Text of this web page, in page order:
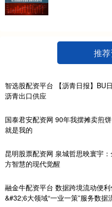
推
智选股配资平台 【沥青日报】BU
沥青出口供应
国泰君安配资网 90年我摆摊卖煎
就是我的
昆明股票配资网 泉城哲思映寰宇
方智慧的现代觉醒
融金牛配资平台 数据跨境流动便
&#32;6大领域“一业一策”服务数据